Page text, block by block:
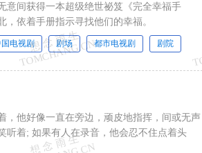
意间获得一本超级绝世祕笈《完全幸福手
依着手册指示寻找他们的幸福。
电视剧 剧场 都市电视剧 剧院
，他好像一直在旁边，顽皮地指挥，间或无声
听着; 如果有人在录音，他会忍不住点着头